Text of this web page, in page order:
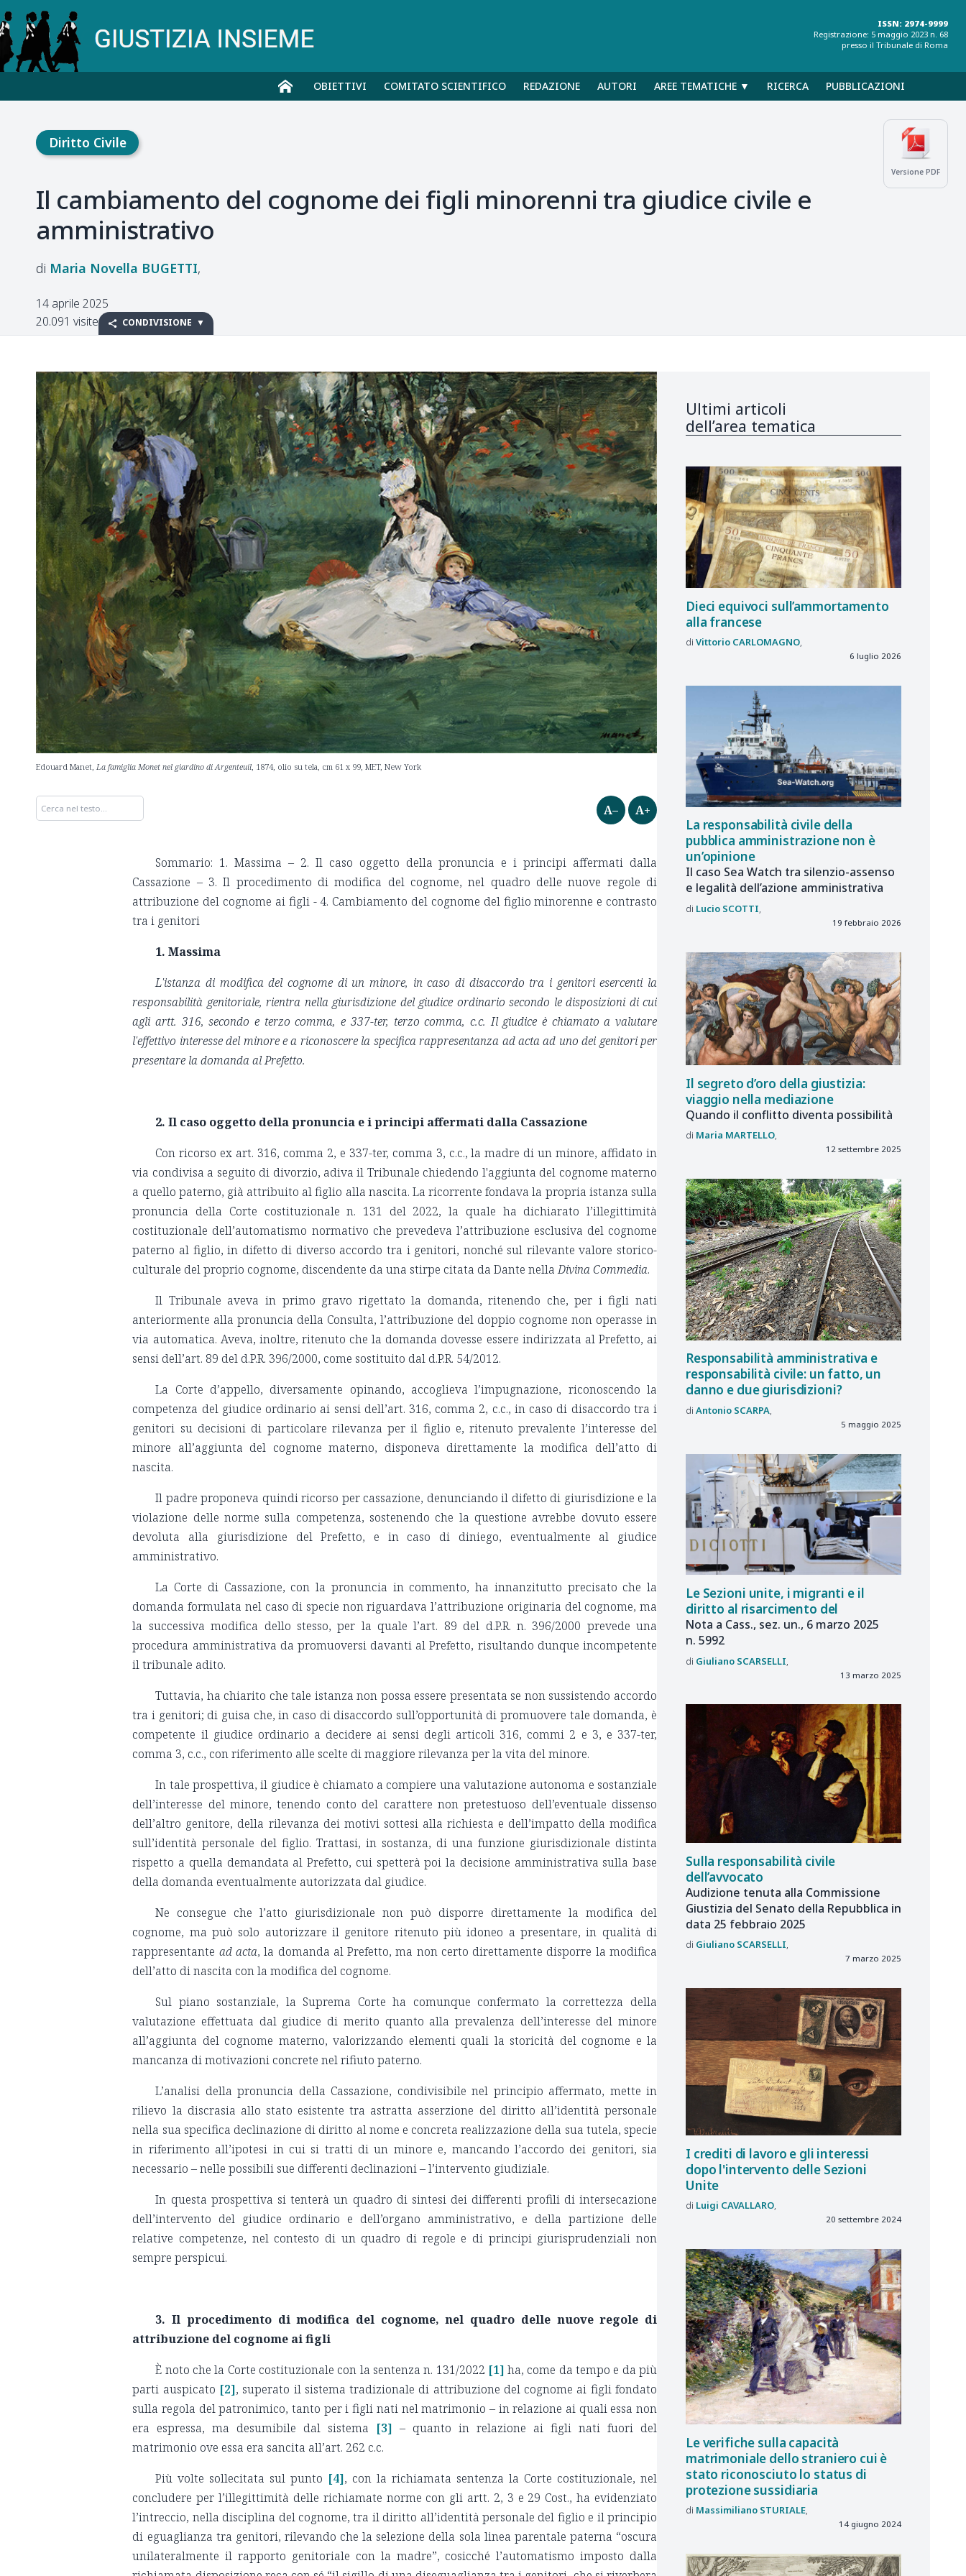
ISSN: 2974-9999
Registrazione: 5 maggio 2023 n. 68
presso il Tribunale di Roma
OBIETTIVI COMITATO SCIENTIFICO REDAZIONE AUTORI AREE TEMATICHE ▼ RICERCA PUBBLICAZIONI
Versione PDF
Diritto Civile
Il cambiamento del cognome dei figli minorenni tra giudice civile e
amministrativo
Maria Novella BUGETTI
14 aprile 2025
20.091 visite
CONDIVISIONE
Edouard Manet, La famiglia Monet nel giardino di Argenteuil , 1874, olio su tela, cm 61 x 99, MET, New York
A– A+
Sommario: 1. Massima – 2. Il caso oggetto della pronuncia e i principi affermati dalla
Cassazione – 3. Il procedimento di modifica del cognome, nel quadro delle nuove regole di
attribuzione del cognome ai figli - 4. Cambiamento del cognome del figlio minorenne e contrasto
tra i genitori
1.Massima
L'istanza di modifica del cognome di un minore, in caso di disaccordo tra i genitori esercenti la
responsabilità genitoriale, rientra nella giurisdizione del giudice ordinario secondo le disposizioni di cui
agli artt. 316, secondo e terzo comma, e 337-ter, terzo comma, c.c. Il giudice è chiamato a valutare
l'effettivo interesse del minore e a riconoscere la specifica rappresentanza ad acta ad uno dei genitori per
presentare la domanda al Prefetto.
2.Il caso oggetto della pronuncia e i principi affermati dalla Cassazione
Con ricorso ex art. 316, comma 2, e 337-ter, comma 3, c.c., la madre di un minore, affidato in
via condivisa a seguito di divorzio, adiva il Tribunale chiedendo l'aggiunta del cognome materno
a quello paterno, già attribuito al figlio alla nascita. La ricorrente fondava la propria istanza sulla
pronuncia della Corte costituzionale n. 131 del 2022, la quale ha dichiarato l’illegittimità
costituzionale dell’automatismo normativo che prevedeva l’attribuzione esclusiva del cognome
paterno al figlio, in difetto di diverso accordo tra i genitori, nonché sul rilevante valore storico-
culturale del proprio cognome, discendente da una stirpe citata da Dante nellaDivina Commedia.
Il Tribunale aveva in primo gravo rigettato la domanda, ritenendo che, per i figli nati
anteriormente alla pronuncia della Consulta, l’attribuzione del doppio cognome non operasse in
via automatica. Aveva, inoltre, ritenuto che la domanda dovesse essere indirizzata al Prefetto, ai
sensi dell’art. 89 del d.P.R. 396/2000, come sostituito dal d.P.R. 54/2012.
La Corte d’appello, diversamente opinando, accoglieva l’impugnazione, riconoscendo la
competenza del giudice ordinario ai sensi dell’art. 316, comma 2, c.c., in caso di disaccordo tra i
genitori su decisioni di particolare rilevanza per il figlio e, ritenuto prevalente l’interesse del
minore all’aggiunta del cognome materno, disponeva direttamente la modifica dell’atto di
nascita.
Il padre proponeva quindi ricorso per cassazione, denunciando il difetto di giurisdizione e la
violazione delle norme sulla competenza, sostenendo che la questione avrebbe dovuto essere
devoluta alla giurisdizione del Prefetto, e in caso di diniego, eventualmente al giudice
amministrativo.
La Corte di Cassazione, con la pronuncia in commento, ha innanzitutto precisato che la
domanda formulata nel caso di specie non riguardava l’attribuzione originaria del cognome, ma
la successiva modifica dello stesso, per la quale l’art. 89 del d.P.R. n. 396/2000 prevede una
procedura amministrativa da promuoversi davanti al Prefetto, risultando dunque incompetente
il tribunale adito.
Tuttavia, ha chiarito che tale istanza non possa essere presentata se non sussistendo accordo
tra i genitori; di guisa che, in caso di disaccordo sull’opportunità di promuovere tale domanda, è
competente il giudice ordinario a decidere ai sensi degli articoli 316, commi 2 e 3, e 337-ter,
comma 3, c.c., con riferimento alle scelte di maggiore rilevanza per la vita del minore.
In tale prospettiva, il giudice è chiamato a compiere una valutazione autonoma e sostanziale
dell’interesse del minore, tenendo conto del carattere non pretestuoso dell’eventuale dissenso
dell’altro genitore, della rilevanza dei motivi sottesi alla richiesta e dell’impatto della modifica
sull’identità personale del figlio. Trattasi, in sostanza, di una funzione giurisdizionale distinta
rispetto a quella demandata al Prefetto, cui spetterà poi la decisione amministrativa sulla base
della domanda eventualmente autorizzata dal giudice.
Ne consegue che l’atto giurisdizionale non può disporre direttamente la modifica del
cognome, ma può solo autorizzare il genitore ritenuto più idoneo a presentare, in qualità di
rappresentante ad acta, la domanda al Prefetto, ma non certo direttamente disporre la modifica
dell’atto di nascita con la modifica del cognome.
Sul piano sostanziale, la Suprema Corte ha comunque confermato la correttezza della
valutazione effettuata dal giudice di merito quanto alla prevalenza dell’interesse del minore
all’aggiunta del cognome materno, valorizzando elementi quali la storicità del cognome e la
mancanza di motivazioni concrete nel rifiuto paterno.
L’analisi della pronuncia della Cassazione, condivisibile nel principio affermato, mette in
rilievo la discrasia allo stato esistente tra astratta asserzione del diritto all’identità personale
nella sua specifica declinazione di diritto al nome e concreta realizzazione della sua tutela, specie
in riferimento all’ipotesi in cui si tratti di un minore e, mancando l’accordo dei genitori, sia
necessario – nelle possibili sue differenti declinazioni – l’intervento giudiziale.
In questa prospettiva si tenterà un quadro di sintesi dei differenti profili di intersecazione
dell’intervento del giudice ordinario e dell’organo amministrativo, e della partizione delle
relative competenze, nel contesto di un quadro di regole e di principi giurisprudenziali non
sempre perspicui.
3.Il procedimento di modifica del cognome, nel quadro delle nuove regole di
attribuzione del cognome ai figli
È noto che la Corte costituzionale con la sentenza n. 131/2022 [1] ha, come da tempo e da più
parti auspicato [2], superato il sistema tradizionale di attribuzione del cognome ai figli fondato
sulla regola del patronimico, tanto per i figli nati nel matrimonio – in relazione ai quali essa non
era espressa, ma desumibile dal sistema [3] – quanto in relazione ai figli nati fuori del
matrimonio ove essa era sancita all’art. 262 c.c.
Più volte sollecitata sul punto [4], con la richiamata sentenza la Corte costituzionale, nel
concludere per l’illegittimità delle richiamate norme con gli artt. 2, 3 e 29 Cost., ha evidenziato
l’intreccio, nella disciplina del cognome, tra il diritto all’identità personale del figlio e il principio
di eguaglianza tra genitori, rilevando che la selezione della sola linea parentale paterna “oscura
unilateralmente il rapporto genitoriale con la madre”, cosicché l’automatismo imposto dalla
Ultimi articoli
dell’area tematica
Dieci equivoci sull’ammortamento
alla francese
Vittorio CARLOMAGNO
6 luglio 2026
La responsabilità civile della
pubblica amministrazione non è
un’opinione
Il caso Sea Watch tra silenzio-assenso
e legalità dell’azione amministrativa
Lucio SCOTTI
19 febbraio 2026
Il segreto d’oro della giustizia:
viaggio nella mediazione
Quando il conflitto diventa possibilità
Maria MARTELLO
12 settembre 2025
Responsabilità amministrativa e
responsabilità civile: un fatto, un
danno e due giurisdizioni?
Antonio SCARPA
5 maggio 2025
Le Sezioni unite, i migranti e il
diritto al risarcimento del
Nota a Cass., sez. un., 6 marzo 2025
n. 5992
Giuliano SCARSELLI
13 marzo 2025
Sulla responsabilità civile
dell’avvocato
Audizione tenuta alla Commissione
Giustizia del Senato della Repubblica in
data 25 febbraio 2025
Giuliano SCARSELLI
7 marzo 2025
I crediti di lavoro e gli interessi
dopo l'intervento delle Sezioni
Unite
Luigi CAVALLARO
20 settembre 2024
Le verifiche sulla capacità
matrimoniale dello straniero cui è
stato riconosciuto lo status di
protezione sussidiaria
Massimiliano STURIALE
14 giugno 2024